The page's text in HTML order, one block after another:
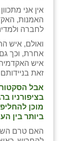
אין אני
האמנות,
לחברה
ואולם, איש
אחרת, וכך
איש
זאת
אבל
בציפורניו
מוכן
ביותר בין
האם טרם